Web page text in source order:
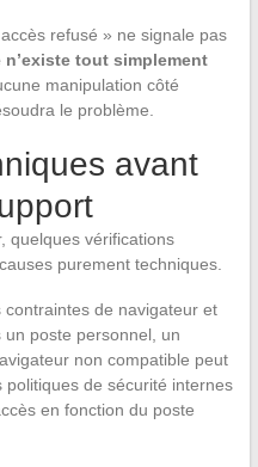
refusé » ne signale pas
n’existe tout simplement
manipulation côté
le problème.
avant
quelques vérifications
purement techniques.
contraintes de navigateur et
poste personnel, un
non compatible peut
de sécurité internes
en fonction du poste